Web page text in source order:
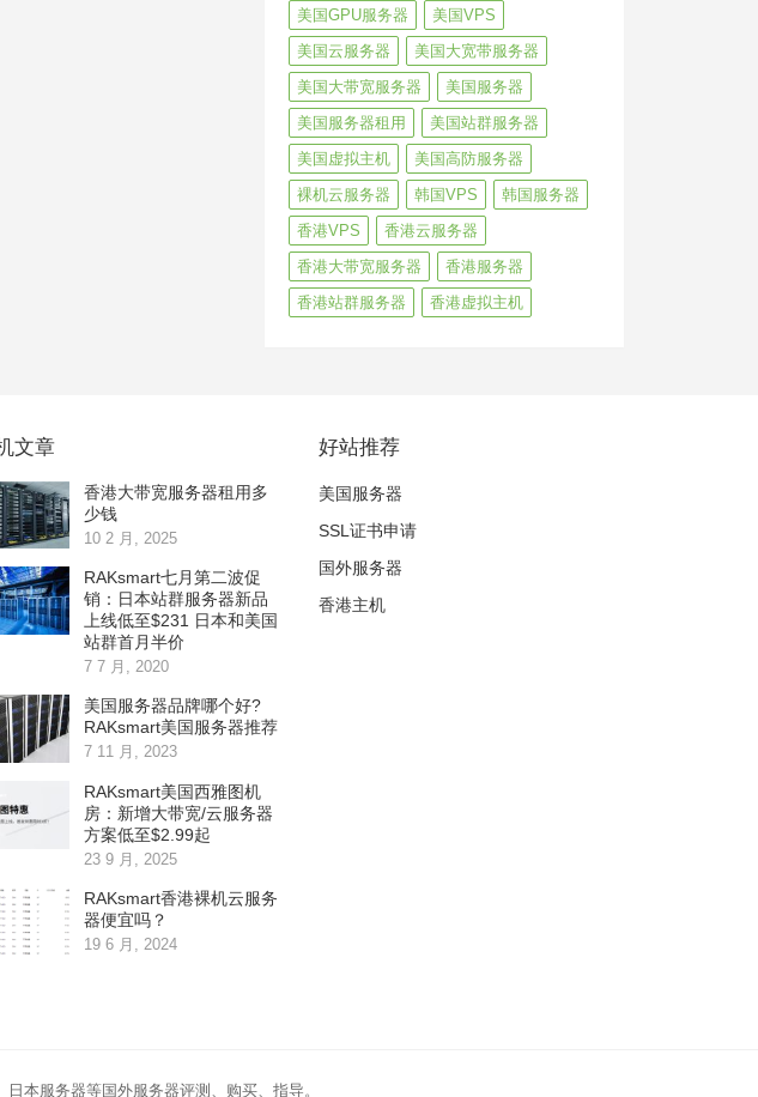
美国GPU服务器
美国VPS
美国云服务器
美国大宽带服务器
美国大带宽服务器
美国服务器
美国服务器租用
美国站群服务器
美国虚拟主机
美国高防服务器
裸机云服务器
韩国VPS
韩国服务器
香港VPS
香港云服务器
香港大带宽服务器
香港服务器
香港站群服务器
香港虚拟主机
文章
香港大带宽服务器租用多
少钱
10 2 月, 2025
RAKsmart七月第二波促
销：日本站群服务器新品
上线低至$231 日本和美国
站群首月半价
7 7 月, 2020
美国服务器品牌哪个好?
RAKsmart美国服务器推荐
7 11 月, 2023
RAKsmart美国西雅图机
房：新增大带宽/云服务器
方案低至$2.99起
23 9 月, 2025
RAKsmart香港裸机云服务
器便宜吗？
19 6 月, 2024
好站推荐
美国服务器
SSL证书申请
国外服务器
香港主机
本服务器等国外服务器评测、购买、指导。